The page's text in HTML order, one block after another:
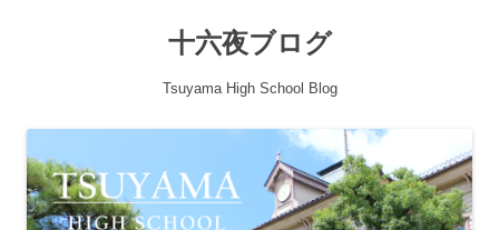
十六夜ブログ
Tsuyama High School Blog